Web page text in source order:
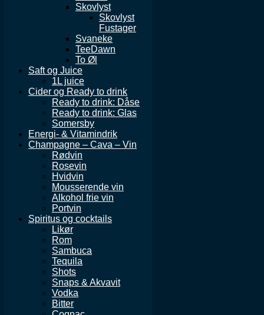
Skovlyst
Skovlyst
Fustager
Svaneke
TeeDawn
To Øl
Saft og Juice
1L juice
Cider og Ready to drink
Ready to drink: Dåse
Ready to drink: Glas
Somersby
Energi- & Vitamindrik
Champagne – Cava – Vin
Rødvin
Rosevin
Hvidvin
Mousserende vin
Alkohol frie vin
Portvin
Spiritus og cocktails
Likør
Rom
Sambuca
Tequila
Shots
Snaps & Akvavit
Vodka
Bitter